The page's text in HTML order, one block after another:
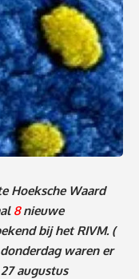
Hoeksche Waard
8 nieuwe
bij het RIVM. (
waren er
augustus